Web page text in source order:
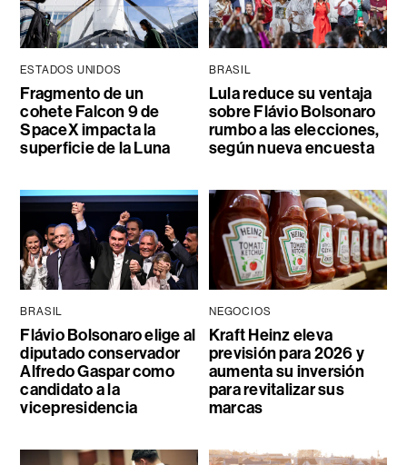
ESTADOS UNIDOS
Fragmento de un
cohete Falcon 9 de
SpaceX impacta la
superficie de la Luna
BRASIL
Lula reduce su ventaja
sobre Flávio Bolsonaro
rumbo a las elecciones,
según nueva encuesta
BRASIL
Flávio Bolsonaro elige al
diputado conservador
Alfredo Gaspar como
candidato a la
vicepresidencia
NEGOCIOS
Kraft Heinz eleva
previsión para 2026 y
aumenta su inversión
para revitalizar sus
marcas